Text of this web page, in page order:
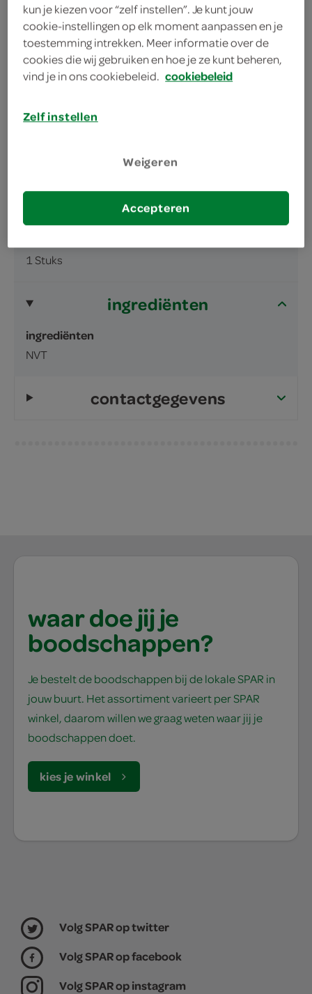
Let op: aanbiedingen zijn niet zichtbaar bij de
producten, maar worden wél automatisch
verwerkt in de winkelmand.
omschrijving
1 Stuks
ingrediënten
ingrediënten
NVT
contactgegevens
waar doe jij je
boodschappen?
Je bestelt de boodschappen bij de lokale SPAR in
jouw buurt. Het assortiment varieert per SPAR
winkel, daarom willen we graag weten waar jij je
boodschappen doet.
kies je winkel
Volg SPAR op twitter
Volg SPAR op facebook
Volg SPAR op instagram
kun je kiezen voor “zelf instellen”. Je kunt jouw
cookie-instellingen op elk moment aanpassen en je
toestemming intrekken. Meer informatie over de
cookies die wij gebruiken en hoe je ze kunt beheren,
vind je in ons cookiebeleid. cookiebeleid
Zelf instellen
Weigeren
Accepteren